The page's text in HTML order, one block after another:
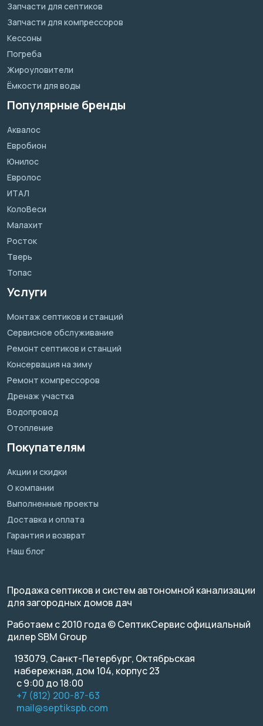
Запчасти для септиков
Запчасти для компрессоров
Кессоны
Погреба
Жироуловители
Ёмкости для воды
Популярные бренды
Аквалос
Евробион
Юнилос
Евролос
ИТАЛ
КолоВеси
Малахит
Росток
Тверь
Топас
Услуги
Монтаж септиков и станций
Сервисное обслуживание
Ремонт септиков и станций
Консервация на зиму
Ремонт компрессоров
Дренаж участка
Водопровод
Отопление
Покупателям
Акции и скидки
О компании
Выполненные проекты
Доставка и оплата
Гарантия и возврат
Наш блог
Продажа септиков и систем автономной канализации
для загородных домов дач
Работаем с 2010 года © СептикСервис официальный
дилер SBM Group
193079, Санкт-Петербург, Октябрьская
набережная, дом 104, корпус 23
с 9:00 до 18:00
+7 (812) 200-87-63
mail@septikspb.com